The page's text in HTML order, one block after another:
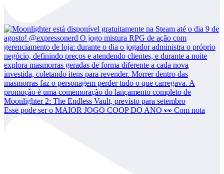
Esse pode ser o MAIOR JOGO COOP DO ANO 👀 Com nota